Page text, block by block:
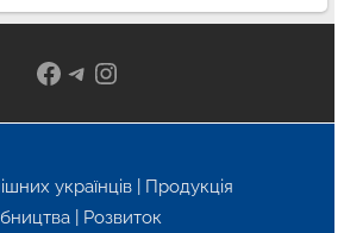
Facebook
Telegram
Instagram
українців | Продукція
| Розвиток